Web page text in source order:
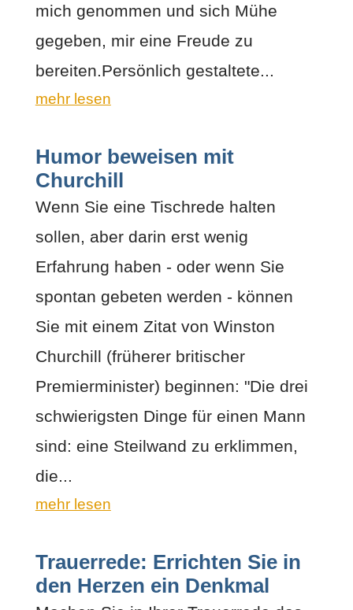
mich genommen und sich Mühe
gegeben, mir eine Freude zu
bereiten.Persönlich gestaltete...
mehr lesen
Humor beweisen mit
Churchill
Wenn Sie eine Tischrede halten
sollen, aber darin erst wenig
Erfahrung haben - oder wenn Sie
spontan gebeten werden - können
Sie mit einem Zitat von Winston
Churchill (früherer britischer
Premierminister) beginnen: "Die drei
schwierigsten Dinge für einen Mann
sind: eine Steilwand zu erklimmen,
die...
mehr lesen
Trauerrede: Errichten Sie in
den Herzen ein Denkmal